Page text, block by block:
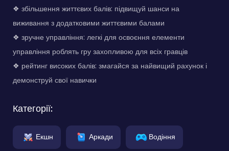
❖ збільшення життєвих балів: підвищуй шанси на
виживання з додатковими життєвими балами
❖ зручне управління: легкі для освоєння елементи
управління роблять гру захопливою для всіх гравців
❖ рейтинг високих балів: змагайся за найвищий рахунок і
демонструй свої навички
Категорії:
Екшн Аркади Водіння